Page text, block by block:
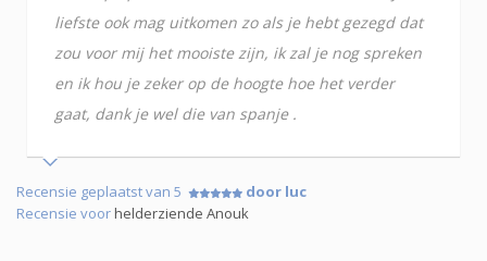
liefste ook mag uitkomen zo als je hebt gezegd dat
zou voor mij het mooiste zijn, ik zal je nog spreken
en ik hou je zeker op de hoogte hoe het verder
gaat, dank je wel die van spanje .
Recensie geplaatst van 5
door luc
Recensie voorhelderziende Anouk